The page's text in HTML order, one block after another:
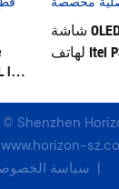
شاشة OLED بديلة بالجملة
لهاتف Itel P38 P661W | قطع
www.horizon-
|سياسة الخصوصية